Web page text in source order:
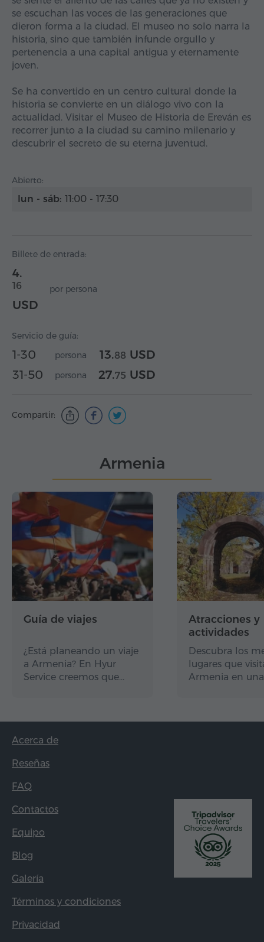
se escuchan las voces de las generaciones que
dieron forma a la ciudad. El museo no solo narra la
historia, sino que también infunde orgullo y
pertenencia a una capital antigua y eternamente
joven.
Se ha convertido en un centro cultural donde la
historia se convierte en un diálogo vivo con la
actualidad. Visitar el Museo de Historia de Ereván es
recorrer junto a la ciudad su camino milenario y
descubrir el secreto de su eterna juventud.
Abierto:
lun - sáb: 11:00 - 17:30
Billete de entrada:
4.
16
USD
por persona
Servicio de guía:
1-30 persona 13.88 USD
31-50
persona 27.75 USD
Compartir:
Armenia
Guía de viajes
¿Está planeando un viaje
a Armenia? En Hyur
Service creemos que…
Atracciones y
actividades
Descubra los
lugares que
Armenia en
Acerca de
Reseñas
FAQ
Contactos
Equipo
Blog
Galería
Términos y condiciones
Privacidad